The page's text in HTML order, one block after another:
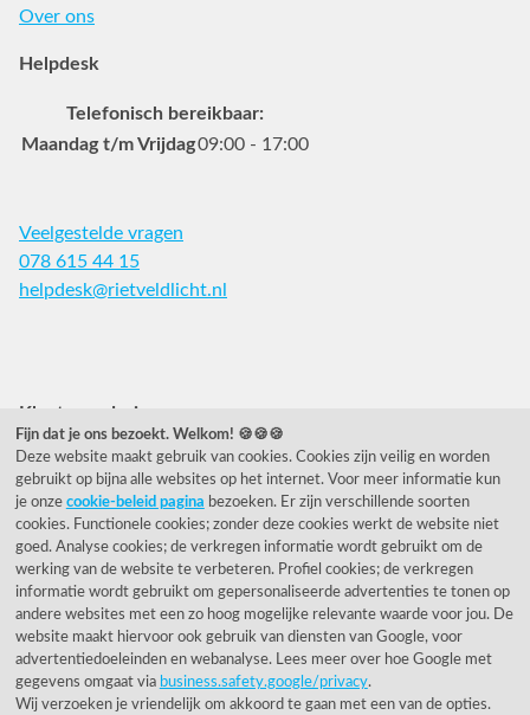
Over ons
Helpdesk
Telefonisch bereikbaar:
Maandag t/m Vrijdag09:00 - 17:00
Veelgestelde vragen
078 615 44 15
helpdesk@rietveldlicht.nl
Klantwaardering
"Zeer goed" - eKomi.nl
Cijfer: 9.2 (25540 recensies)
Onze nieuwsbrief
Wil je onze nieuwsbrief ontvangen?
Fijn dat je ons bezoekt. Welkom! 🍪🍪🍪
Deze website maakt gebruik van cookies. Cookies zijn veilig en worden
gebruikt op bijna alle websites op het internet. Voor meer informatie kun
je onze cookie-beleid pagina bezoeken. Er zijn verschillende soorten
cookies. Functionele cookies; zonder deze cookies werkt de website niet
goed. Analyse cookies; de verkregen informatie wordt gebruikt om de
werking van de website te verbeteren. Profiel cookies; de verkregen
informatie wordt gebruikt om gepersonaliseerde advertenties te tonen op
andere websites met een zo hoog mogelijke relevante waarde voor jou. De
website maakt hiervoor ook gebruik van diensten van Google, voor
advertentiedoeleinden en webanalyse. Lees meer over hoe Google met
gegevens omgaat via business.safety.google/privacy.
Wij verzoeken je vriendelijk om akkoord te gaan met een van de opties.